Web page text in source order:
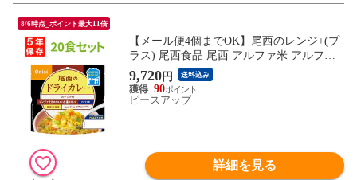
8/6時点_ポイント最大11倍
【メール便4個までOK】尾西のレンジ+(プ
ラス) 尾西食品 尾西 アルファ米 アルファ
ー米 アルファ化米 電子レンジ 時短 非常食
非常食セット 保存食 防災食 保存食セット
おすすめ 登山 キャンプ
9,720円 送料込み
90
ピースアップ
詳細を見る